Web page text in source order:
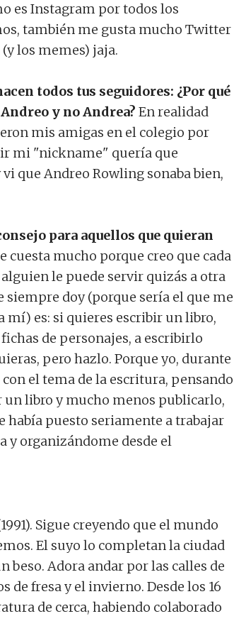
es Instagram por todos los
también me gusta mucho Twitter
los memes) jaja.
todos tus seguidores: ¿Por qué
y no Andrea? En realidad
mis amigas en el colegio por
mi "nickname" quería que
que Andreo Rowling sonaba bien,
para aquellos que quieran
cuesta mucho porque creo que cada
le puede servir quizás a otra
siempre doy (porque sería el que me
mí) es: si quieres escribir un libro,
de personajes, a escribirlo
pero hazlo. Porque yo, durante
el tema de la escritura, pensando
libro y mucho menos publicarlo,
había puesto seriamente a trabajar
y organizándome desde el
Sigue creyendo que el mundo
El suyo lo completan la ciudad
beso. Adora andar por las calles de
de fresa y el invierno. Desde los 16
de cerca, habiendo colaborado